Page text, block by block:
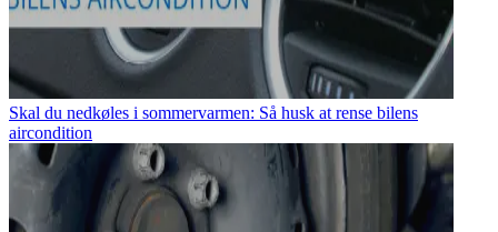
Skal du nedkøles i sommervarmen: Så husk at rense bilens
aircondition